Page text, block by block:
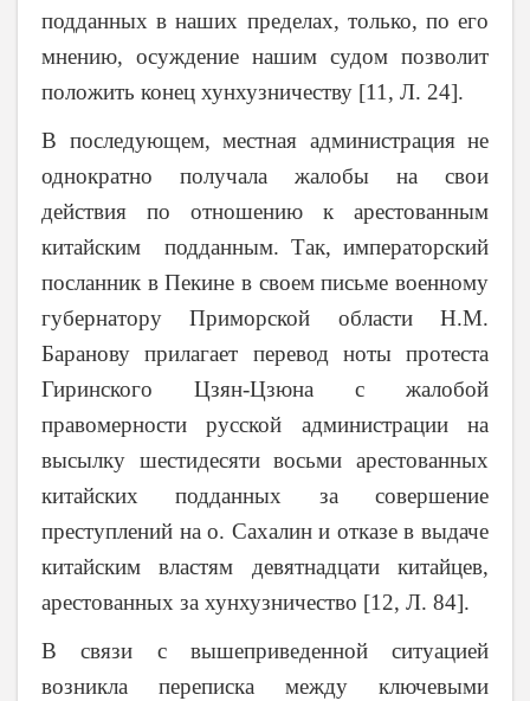
подданных в наших пределах, только, по его
мнению, осуждение нашим судом позволит
положить конец хунхузничеству [11, Л. 24].
В последующем, местная администрация не
однократно получала жалобы на свои
действия по отношению к арестованным
китайским подданным. Так, императорский
посланник в Пекине в своем письме военному
губернатору Приморской области Н.М.
Баранову прилагает перевод ноты протеста
Гиринского Цзян-Цзюна с жалобой
правомерности русской администрации на
высылку шестидесяти восьми арестованных
китайских подданных за совершение
преступлений на о. Сахалин и отказе в выдаче
китайским властям девятнадцати китайцев,
арестованных за хунхузничество [12, Л. 84].
В связи с вышеприведенной ситуацией
возникла переписка между ключевыми